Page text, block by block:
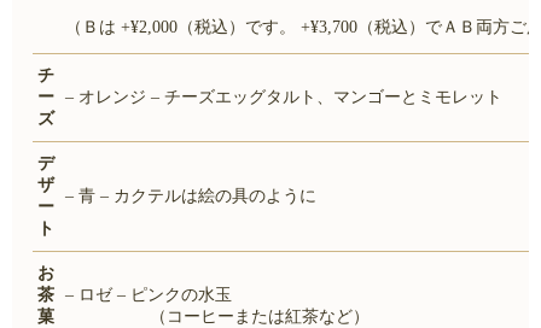
（Ｂは +¥2,000（税込）です。 +¥3,700（税込）でＡＢ両方ご
チ
ー
ズ
– オレンジ –チーズエッグタルト、マンゴーとミモレット
デ
ザ
ー
ト
– 青 – カクテルは絵の具のように
お
茶
菓
– ロゼ– ピンクの水玉
（コーヒーまたは紅茶など）